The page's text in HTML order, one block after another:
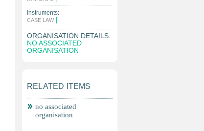
Instruments:
CASE LAW
ORGANISATION DETAILS:
NO ASSOCIATED
ORGANISATION
RELATED ITEMS
no associated
organisation